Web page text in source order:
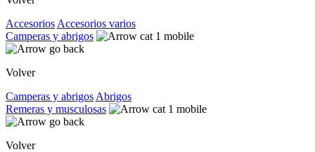
Accesorios Accesorios varios
Camperas y abrigos
Volver
Camperas y abrigos Abrigos
Remeras y musculosas
Volver